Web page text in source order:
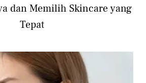
dan Memilih Skincare yang
Tepat